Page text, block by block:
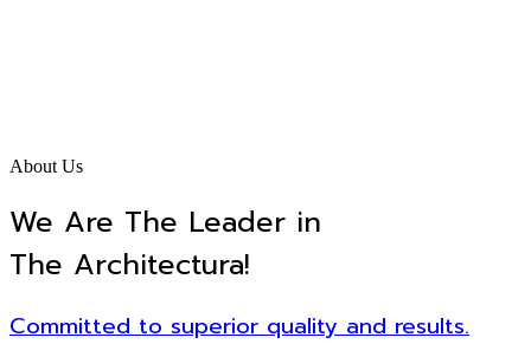
About Us
We Are The Leader in
The Architectura!
Committed to superior quality and results.